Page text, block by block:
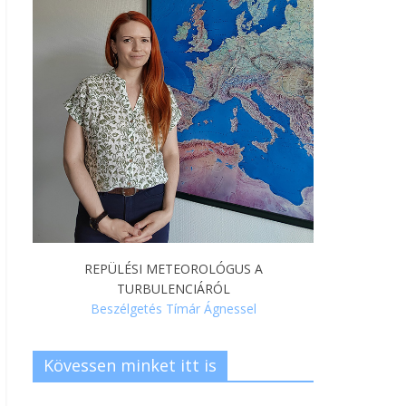
REPÜLÉSI METEOROLÓGUS A
TURBULENCIÁRÓL
Beszélgetés Tímár Ágnessel
Kövessen minket itt is